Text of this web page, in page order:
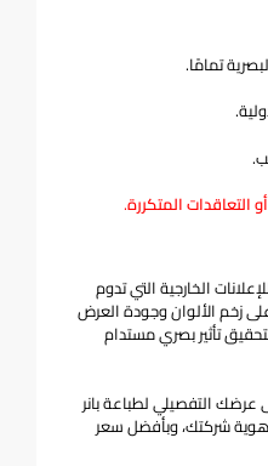
تمامًا.
المتكررة.
الخارجية التي تدوم
زخم الألوان وجودة العرض
لتحقيق تأثير بصري مستدام
التفصيلي لطباعة بانر
شركتك، وبأفضل سعر